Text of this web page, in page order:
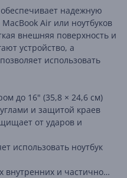
надежную
Air или ноутбуков
внешняя поверхность и
устройство, а
использовать
до 16" (35,8 × 24,6 см)
и защитой краев
от ударов и
использовать ноутбук
внутренних и частично